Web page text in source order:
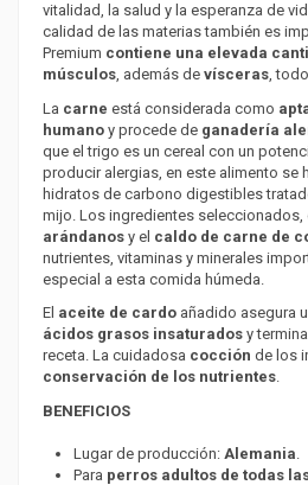
vitalidad, la salud y la esperanza de
calidad de las materias también es
Premium contiene una elevada
músculos, además de vísceras,
La carne está considerada como
humanoy procede de ganadería
que el trigo es un cereal con un
producir alergias, en este alimento se
hidratos de carbono digestibles
mijo. Los ingredientes seleccionados,
arándanosy el caldo de carne de
nutrientes, vitaminas y minerales
especial a esta comida húmeda.
El aceite de cardoañadido asegura
ácidos grasos insaturadosy
receta. La cuidadosa cocción de los
conservación de los nutrientes.
BENEFICIOS
Lugar de producción: Alemania
Para perros adultos de todas